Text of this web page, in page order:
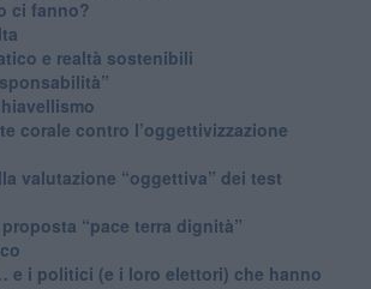
ci fanno?
e realtà sostenibili
corale contro l’oggettivizzazione
valutazione “oggettiva” dei test
“pace terra dignità”
e i politici (e i loro elettori) che hanno